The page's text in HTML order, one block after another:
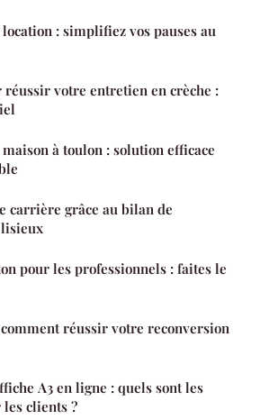
: simplifiez vos pauses au
réussir votre entretien en crèche :
à toulon : solution efficace
carrière grâce au bilan de
lisieux
pour les professionnels : faites le
réussir votre reconversion
A3 en ligne : quels sont les
les clients ?